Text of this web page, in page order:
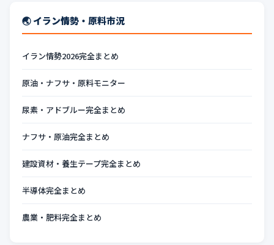
🌏 イラン情勢・原料市況
イラン情勢2026完全まとめ
原油・ナフサ・原料モニター
尿素・アドブルー完全まとめ
ナフサ・原油完全まとめ
建設資材・養生テープ完全まとめ
半導体完全まとめ
農業・肥料完全まとめ